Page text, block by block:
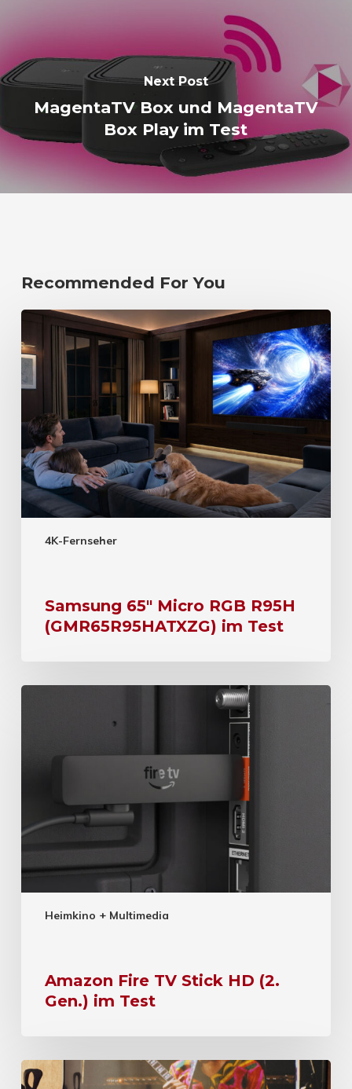
Next Post
MagentaTV Box und MagentaTV
Box Play im Test
Recommended For You
4K-Fernseher
Samsung 65″ Micro RGB R95H
(GMR65R95HATXZG) im Test
Heimkino + Multimedia
Amazon Fire TV Stick HD (2.
Gen.) im Test